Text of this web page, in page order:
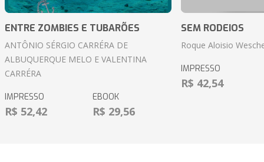
ENTRE ZOMBIES E TUBARÕES
ANTÔNIO SÉRGIO CARRÉRA DE
ALBUQUERQUE MELO E VALENTINA
CARRÉRA
IMPRESSO
R$ 52,42
EBOOK
R$ 29,56
SEM RODEIOS
Roque Aloisio
IMPRESSO
R$ 42,54